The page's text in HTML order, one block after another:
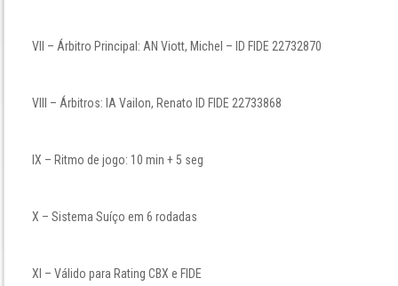
VII – Árbitro Principal: AN Viott, Michel – ID FIDE 22732870
VIII – Árbitros: IA Vailon, Renato ID FIDE 22733868
IX – Ritmo de jogo: 10 min + 5 seg
X – Sistema Suíço em 6 rodadas
XI – Válido para Rating CBX e FIDE